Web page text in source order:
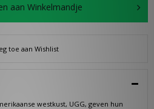
aan Winkelmandje
toe aan Wishlist
westkust, UGG, geven hun